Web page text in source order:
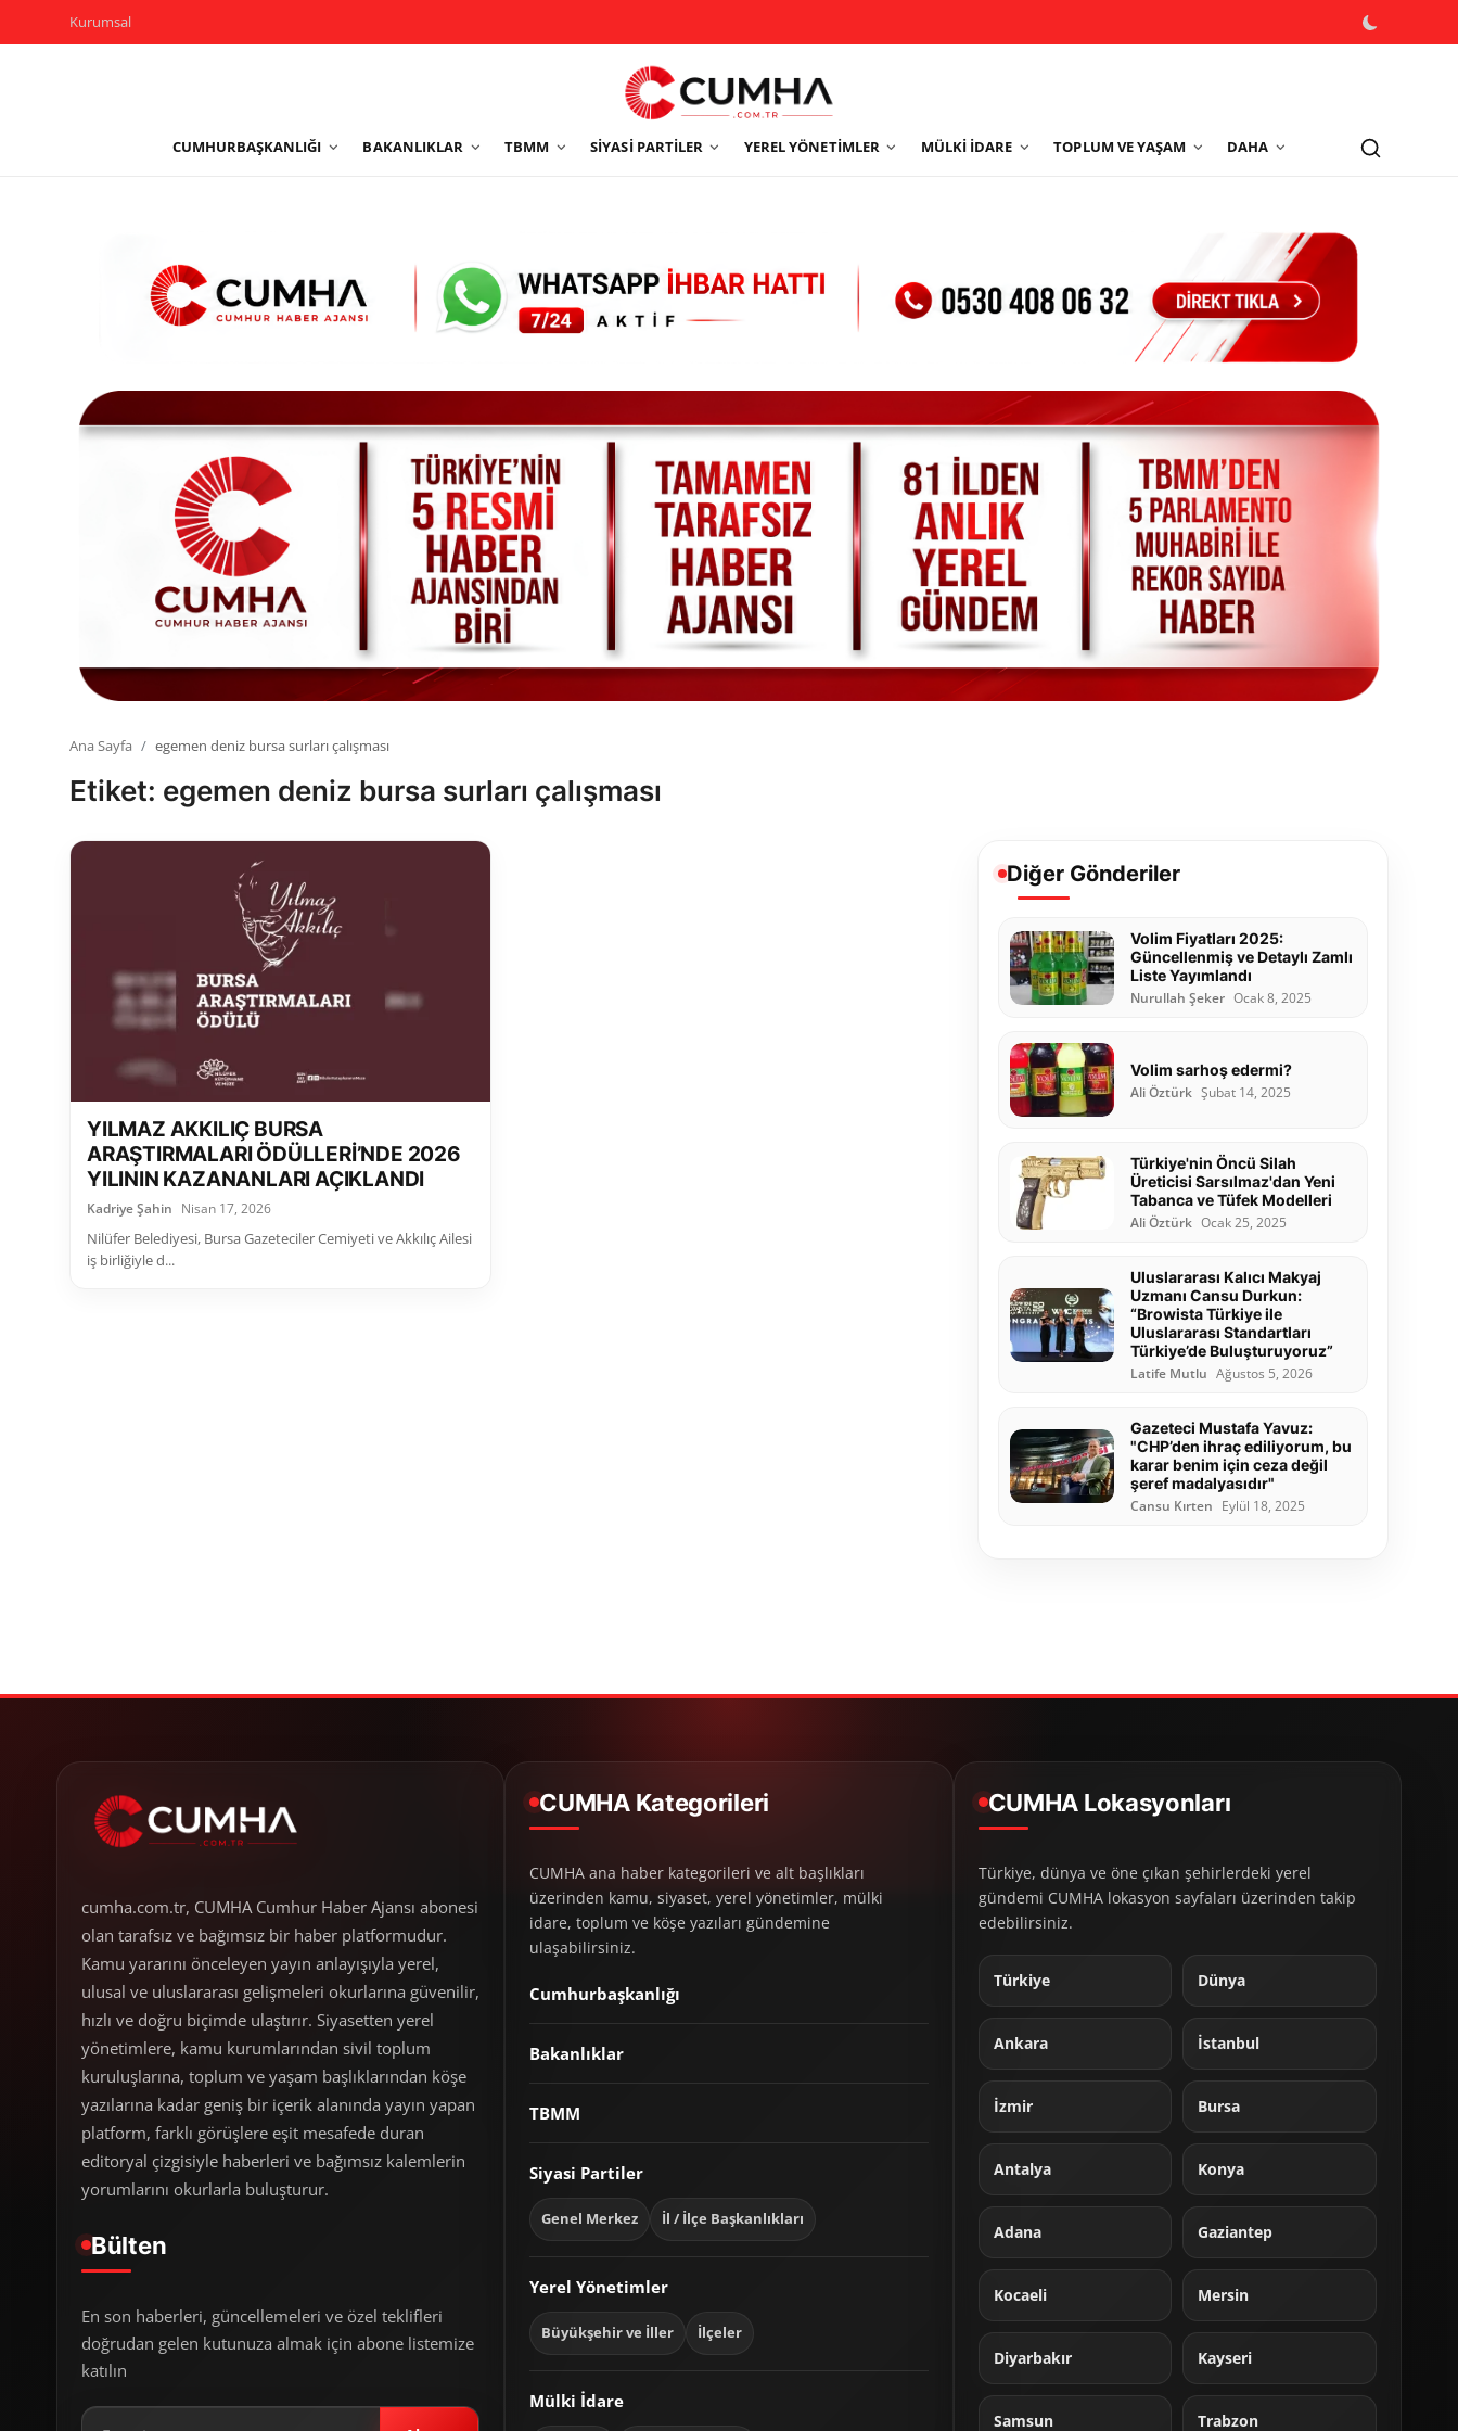
Kurumsal
CUMHURBAŞKANLIĞI BAKANLIKLAR TBMM SIYASI PARTILER YEREL YÖNETIMLER MÜLKI İDARE TOPLUM VE YAŞAM DAHA
Yerel Yönetimler
Sivil Toplum Kuruluşları
Kamu Kurumları ve Üst Kurullar
Resmi Reklamlar
Ana Sayfa egemen deniz bursa surları çalışması
Etiket: egemen deniz bursa surları çalışması
YILMAZ AKKILIÇ BURSA
ARAŞTIRMALARI ÖDÜLLERİ’NDE 2026
YILININ KAZANANLARI AÇIKLANDI
Kadriye Şahin Nisan 17, 2026
Nilüfer Belediyesi, Bursa Gazeteciler Cemiyeti ve Akkılıç Ailesi
iş birliğiyle d...
Diğer Gönderiler
Volim Fiyatları 2025:
Güncellenmiş ve Detaylı Zamlı
Liste Yayımlandı
Nurullah Şeker Ocak 8, 2025
Volim sarhoş edermi?
Ali Öztürk Şubat 14, 2025
Türkiye'nin Öncü Silah
Üreticisi Sarsılmaz'dan Yeni
Tabanca ve Tüfek Modelleri
Ali Öztürk Ocak 25, 2025
Uluslararası Kalıcı Makyaj
Uzmanı Cansu Durkun:
“Browista Türkiye ile
Uluslararası Standartları
Türkiye’de Buluşturuyoruz”
Latife Mutlu Ağustos 5, 2026
Gazeteci Mustafa Yavuz:
"CHP’den ihraç ediliyorum, bu
karar benim için ceza değil
şeref madalyasıdır"
Cansu Kırten Eylül 18, 2025
cumha.com.tr, CUMHA Cumhur Haber Ajansı abonesi
olan tarafsız ve bağımsız bir haber platformudur.
Kamu yararını önceleyen yayın anlayışıyla yerel,
ulusal ve uluslararası gelişmeleri okurlarına güvenilir,
hızlı ve doğru biçimde ulaştırır. Siyasetten yerel
yönetimlere, kamu kurumlarından sivil toplum
kuruluşlarına, toplum ve yaşam başlıklarından köşe
yazılarına kadar geniş bir içerik alanında yayın yapan
platform, farklı görüşlere eşit mesafede duran
editoryal çizgisiyle haberleri ve bağımsız kalemlerin
yorumlarını okurlarla buluşturur.
Bülten
En son haberleri, güncellemeleri ve özel teklifleri
doğrudan gelen kutunuza almak için abone listemize
katılın
CUMHA Kategorileri
CUMHA ana haber kategorileri ve alt başlıkları
üzerinden kamu, siyaset, yerel yönetimler, mülki
idare, toplum ve köşe yazıları gündemine
ulaşabilirsiniz.
Cumhurbaşkanlığı
Bakanlıklar
TBMM
Siyasi Partiler
Genel Merkez İl / İlçe Başkanlıkları
Yerel Yönetimler
Büyükşehir ve İller İlçeler
Mülki İdare
CUMHA Lokasyonları
Türkiye, dünya ve öne çıkan şehirlerdeki yerel
gündemi CUMHA lokasyon sayfaları üzerinden takip
edebilirsiniz.
Türkiye Dünya
Ankara İstanbul
İzmir Bursa
Antalya Konya
Adana Gaziantep
Kocaeli Mersin
Diyarbakır Kayseri
Samsun Trabzon